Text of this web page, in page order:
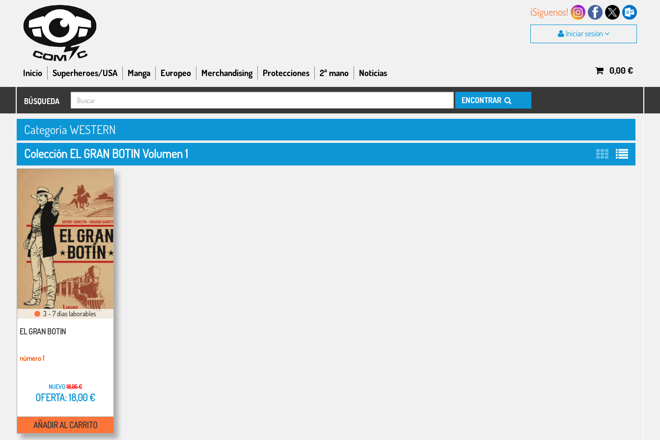
¡Síguenos!
Iniciar sesión
Inicio Superheroes/USA Manga Europeo Merchandising Protecciones 2ª mano Noticias 0,00€
BÚSQUEDA ENCONTRAR
Categoría WESTERN
Colección EL GRAN BOTIN Volumen 1
3 - 7 días laborables
EL GRAN BOTIN
número 1
NUEVO18,95 €
OFERTA: 18,00 €
AÑADIR AL CARRITO